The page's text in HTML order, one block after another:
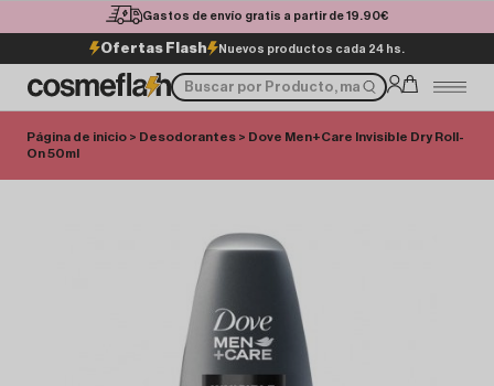
Gastos de envío gratis a partir de 19.90€
Ofertas Flash Nuevos productos cada 24 hs.
Página de inicio > Desodorantes > Dove Men+Care Invisible Dry Roll-
On 50ml